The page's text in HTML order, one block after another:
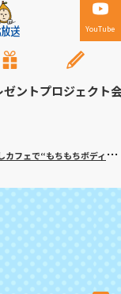
YouTube
ゼントプロジェクト
”に埋もれる幸せ体験 東彼杵町「カフェ・ドッグヒル」